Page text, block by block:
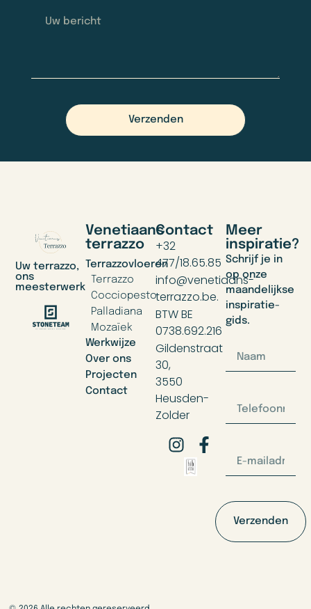
Verzenden
Uw terrazzo,
ons
meesterwerk
Venetiaans
terrazzo
Terrazzovloeren
Terrazzo
Cocciopesto
Palladiana
Mozaïek
Werkwijze
Over ons
Projecten
Contact
Contact
+32
477/18.65.85
info@venetiaans-
terrazzo.be.
BTW BE
0738.692.216
Gildenstraat
30,
3550
Heusden-
Zolder
Meer
inspiratie?
Schrijf je in
op onze
maandelijkse
inspiratie-
gids.
Verzenden